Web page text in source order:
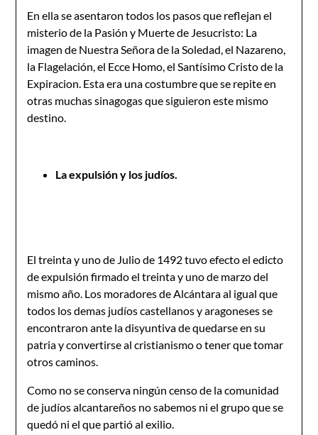
En ella se asentaron todos los pasos que reflejan el
misterio de la Pasión y Muerte de Jesucristo: La
imagen de Nuestra Señora de la Soledad, el Nazareno,
la Flagelación, el Ecce Homo, el Santísimo Cristo de la
Expiracion. Esta era una costumbre que se repite en
otras muchas sinagogas que siguieron este mismo
destino.
La expulsión y los judíos.
El treinta y uno de Julio de 1492 tuvo efecto el edicto
de expulsión firmado el treinta y uno de marzo del
mismo año. Los moradores de Alcántara al igual que
todos los demas judíos castellanos y aragoneses se
encontraron ante la disyuntiva de quedarse en su
patria y convertirse al cristianismo o tener que tomar
otros caminos.
Como no se conserva ningún censo de la comunidad
de judíos alcantareños no sabemos ni el grupo que se
quedó ni el que partió al exilio.